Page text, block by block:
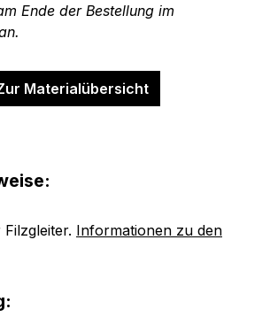
Ende der Bestellung im
Materialübersicht
Informationen zu den